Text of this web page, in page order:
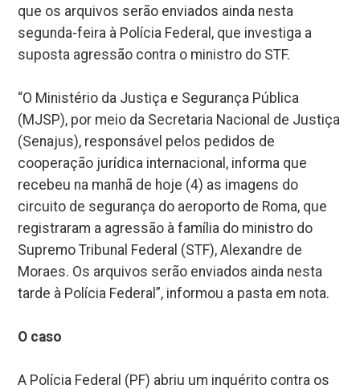
que os arquivos serão enviados ainda nesta
segunda-feira à Polícia Federal, que investiga a
suposta agressão contra o ministro do STF.
“O Ministério da Justiça e Segurança Pública
(MJSP), por meio da Secretaria Nacional de Justiça
(Senajus), responsável pelos pedidos de
cooperação jurídica internacional, informa que
recebeu na manhã de hoje (4) as imagens do
circuito de segurança do aeroporto de Roma, que
registraram a agressão à família do ministro do
Supremo Tribunal Federal (STF), Alexandre de
Moraes. Os arquivos serão enviados ainda nesta
tarde à Polícia Federal”, informou a pasta em nota.
O caso
A Polícia Federal (PF) abriu um inquérito contra os